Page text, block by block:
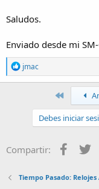
Saludos.
Enviado desde mi
R
e
a
:
jmac
Primero
Debes iniciar
Compartir:
Tiempo Pasado: